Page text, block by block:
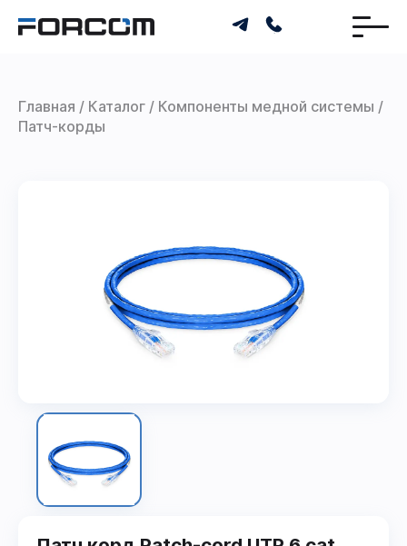
Главная Каталог
Компоненты медной системы
Патч-корды